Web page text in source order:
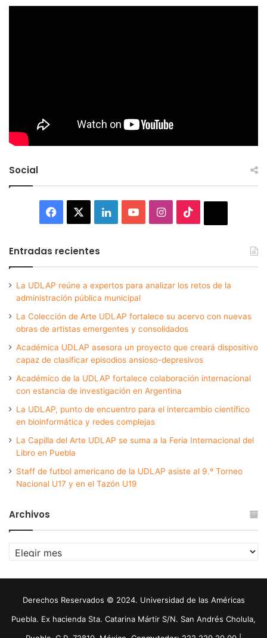
Social
Facebook LinkedInYouTubeInstagram
Entradas recientes
La UDLAP reúne a expertos para analizar los retos de la
administración pública municipal
La Colección de Arte UDLAP fortalece su acervo con nuevas
obras de artistas emergentes y consolidados
Académica UDLAP asesora un proyecto que creará dispositivo
capaz de clasificar episodios ansioso-depresivos
Académico de la UDLAP fortalece colaboración internacional
con estancia de investigación en Argentina
La UDLAP, punto de encuentro para el intercambio científico
en bioinformática y redes complejas
La Capilla del Arte UDLAP se suma a la Feria Internacional del
Libro en Puebla
Staff de futbol americano de la UDLAP asiste al 9.º Torneo
Nacional U17 y en el Tazón U19
Archivos
Archivos
Derechos Reservados © 2024. Universidad de las Américas
Puebla. Ex hacienda Sta. Catarina Mártir S/N. San Andrés Cholula,